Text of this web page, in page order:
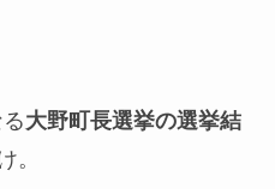
大野町長選挙の選挙結
。